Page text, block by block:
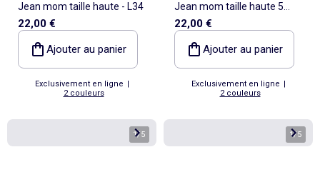
Jean mom taille haute - L34
22,00 €
Ajouter au panier
Exclusivement en ligne |
2 couleurs
Jean mom taille haute 5
poches - L32
22,00 €
Ajouter au panier
Exclusivement en ligne |
2 couleurs
1/5 1/5